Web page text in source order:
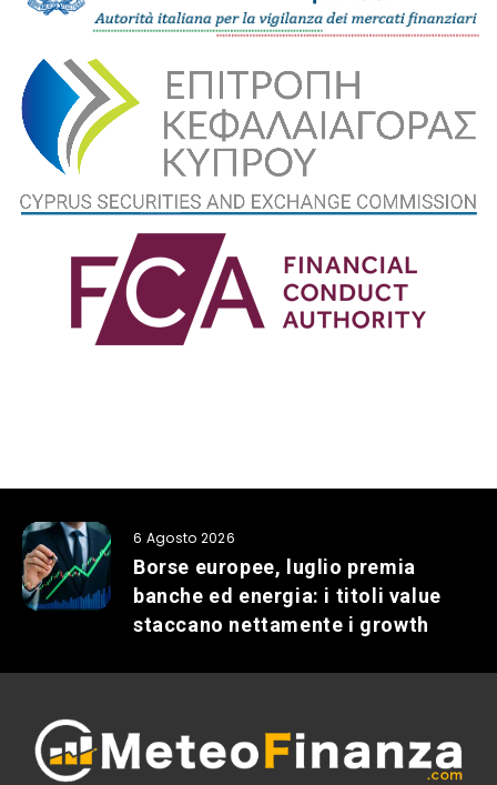
6 Agosto 2026
Borse europee, luglio premia
banche ed energia: i titoli value
staccano nettamente i growth